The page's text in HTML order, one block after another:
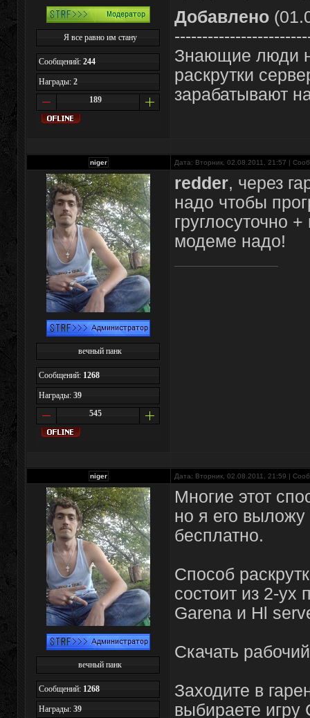
Я все равно им стану
Сообщений: 244
Награды: 2
189
Добавлено
Знающие люди
раскрутки
зарабатывают
niger Дата: Вторник, 02.08.2011, 21:57 |
вечный панк
Сообщений: 1268
Награды: 39
545
redder, через
надо чтобы
груглосуточно
модеме надо!
niger Дата: Вторник, 02.08.2011, 21:59 |
вечный панк
Сообщений: 1268
Награды: 39
Многие этот
но я его выложу
бесплатно.
Способ
состоит из 2-ух
Garena и Hl
Скачать
Заходите в
выбираете игру